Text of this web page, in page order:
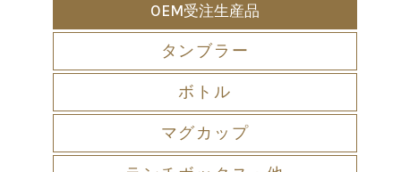
OEM受注生産品
タンブラー
ボトル
マグカップ